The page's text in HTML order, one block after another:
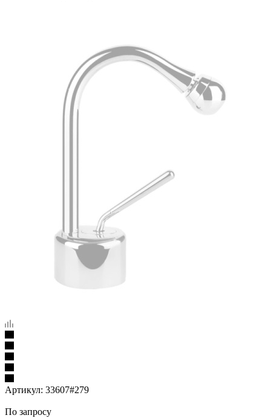
Артикул: 33607#279
По запросу